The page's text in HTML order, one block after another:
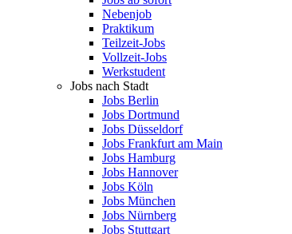
Nebenjob
Praktikum
Teilzeit-Jobs
Vollzeit-Jobs
Werkstudent
Jobs nach Stadt
Jobs Berlin
Jobs Dortmund
Jobs Düsseldorf
Jobs Frankfurt am Main
Jobs Hamburg
Jobs Hannover
Jobs Köln
Jobs München
Jobs Nürnberg
Jobs Stuttgart